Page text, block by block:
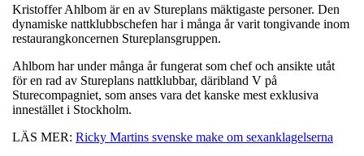
Kristoffer Ahlbom är en av Stureplans mäktigaste personer. Den
dynamiske nattklubbschefen har i många år varit tongivande inom
restaurangkoncernen Stureplansgruppen.
Ahlbom har under många år fungerat som chef och ansikte utåt
för en rad av Stureplans nattklubbar, däribland V på
Sturecompagniet, som anses vara det kanske mest exklusiva
innestället i Stockholm.
LÄS MER: Ricky Martins svenske make om sexanklagelserna